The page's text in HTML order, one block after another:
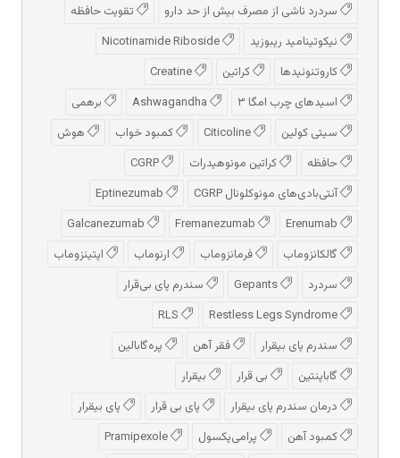
سردرد ناشی از مصرف بیش از حد دارو
تقویت حافظه
نیکوتینامید ریبوزید
کاروتنوئیدها
کراتین
اسیدهای چرب امگا ۳
برهمی
سیتی کولین
کمبود خواب
هوش
حافظه
کراتین مونوهیدرات
آنتی‌بادی‌های مونوکلونال CGRP
گالکانزوماب
فرمانزوماب ارنوماب
اپتینزوماب
سردرد
سندرم پای بی‌قرار
سندرم پای بیقرار
فقر آهن
پره‌گابالین
گاباپنتین
بی قرار
بیقرار
درمان سندرم پای بیقرار
پای بی قرار
پای بیقرار
کمبود آهن
پرامی‌پکسول